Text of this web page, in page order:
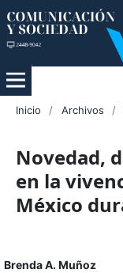
Inicio / Archivos /
Novedad,
en la
México
Brenda A. Muñoz